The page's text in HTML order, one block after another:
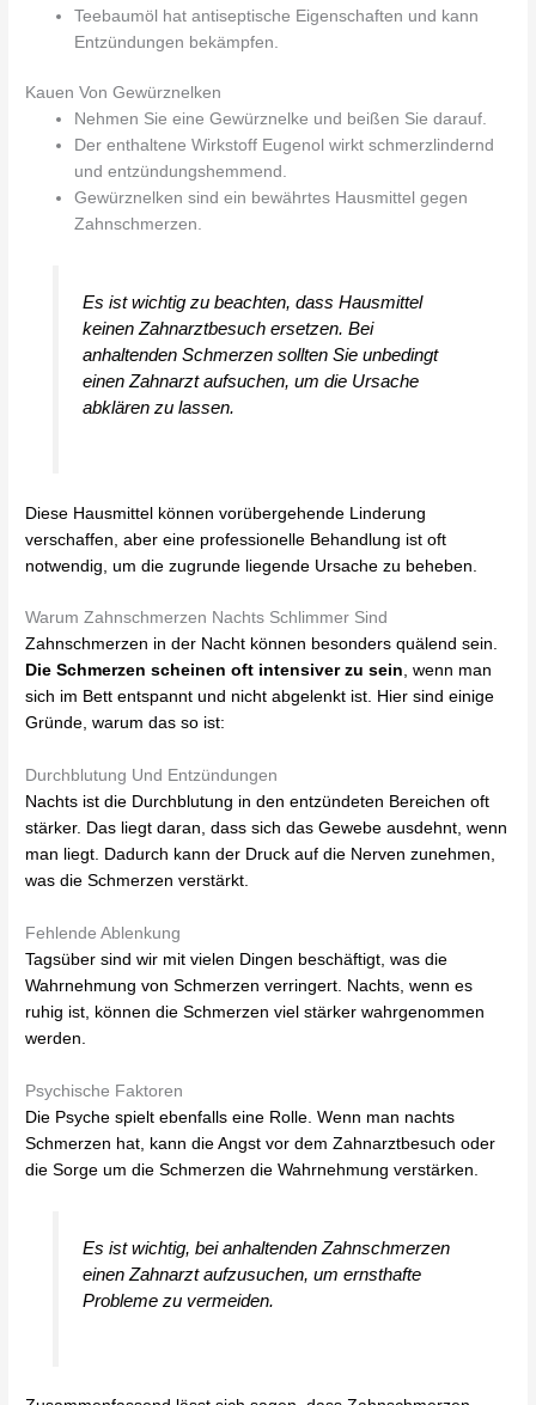
Teebaumöl hat antiseptische Eigenschaften und kann
Entzündungen bekämpfen.
Kauen Von Gewürznelken
Nehmen Sie eine Gewürznelke und beißen Sie darauf.
Der enthaltene Wirkstoff Eugenol wirkt schmerzlindernd
und entzündungshemmend.
Gewürznelken sind ein bewährtes Hausmittel gegen
Zahnschmerzen.
Es ist wichtig zu beachten, dass Hausmittel
keinen Zahnarztbesuch ersetzen. Bei
anhaltenden Schmerzen sollten Sie unbedingt
einen Zahnarzt aufsuchen, um die Ursache
abklären zu lassen.
Diese Hausmittel können vorübergehende Linderung
verschaffen, aber eine professionelle Behandlung ist oft
notwendig, um die zugrunde liegende Ursache zu beheben.
Warum Zahnschmerzen Nachts Schlimmer Sind
Zahnschmerzen in der Nacht können besonders quälend sein.
Die Schmerzen scheinen oft intensiver zu sein, wenn man
sich im Bett entspannt und nicht abgelenkt ist. Hier sind einige
Gründe, warum das so ist:
Durchblutung Und Entzündungen
Nachts ist die Durchblutung in den entzündeten Bereichen oft
stärker. Das liegt daran, dass sich das Gewebe ausdehnt, wenn
man liegt. Dadurch kann der Druck auf die Nerven zunehmen,
was die Schmerzen verstärkt.
Fehlende Ablenkung
Tagsüber sind wir mit vielen Dingen beschäftigt, was die
Wahrnehmung von Schmerzen verringert. Nachts, wenn es
ruhig ist, können die Schmerzen viel stärker wahrgenommen
werden.
Psychische Faktoren
Die Psyche spielt ebenfalls eine Rolle. Wenn man nachts
Schmerzen hat, kann die Angst vor dem Zahnarztbesuch oder
die Sorge um die Schmerzen die Wahrnehmung verstärken.
Es ist wichtig, bei anhaltenden Zahnschmerzen
einen Zahnarzt aufzusuchen, um ernsthafte
Probleme zu vermeiden.